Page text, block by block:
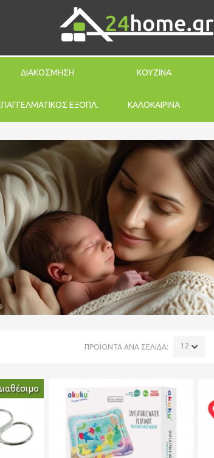
ΔΙΑΚΟΣΜΗΣΗ ΚΟΥΖΙΝΑ
ΕΞΟΠΛ. ΚΑΛΟΚΑΙΡΙΝΑ
ΠΡΟΪΟΝΤΑ ΑΝΑ ΣΕΛΙΔΑ: 120